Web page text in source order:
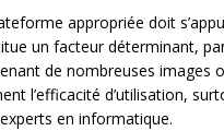
appropriée doit
un facteur déterminant,
de nombreuses images
l’efficacité d’utilisation,
en informatique.